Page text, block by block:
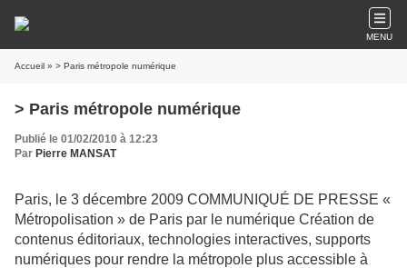
MENU
Accueil » > Paris métropole numérique
> Paris métropole numérique
Publié le 01/02/2010 à 12:23
Par Pierre MANSAT
Paris, le 3 décembre 2009 COMMUNIQUÉ DE PRESSE «
Métropolisation » de Paris par le numérique Création de
contenus éditoriaux, technologies interactives, supports
numériques pour rendre la métropole plus accessible à